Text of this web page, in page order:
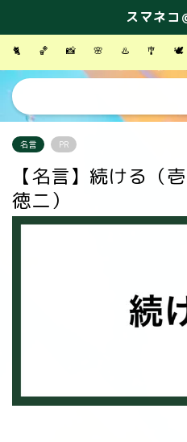
スマネコ
🐈 🏀 📸 🌸 ♨️ 🎐 🕊
名言 PR
【名言】続ける（
徳二）